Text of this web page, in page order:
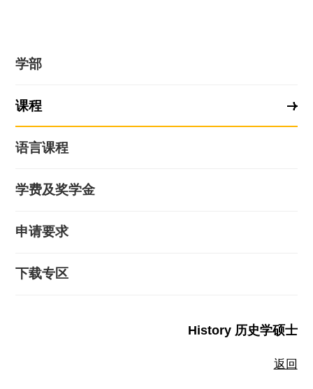
学部
课程
语言课程
学费及奖学金
申请要求
下载专区
History 历史学硕士
返回